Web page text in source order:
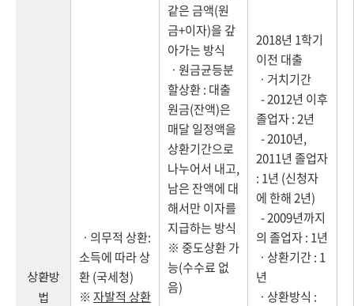
상환방
법
ㆍ의무적 상환:
소득에 따라 상
환 (국세청)
※ 자발적 상환
같은 금액(원
금+이자)을 갚
아가는 방식
ㆍ원금균등분
할상환 : 대출
원금(잔액)은
매달 일정액을
상환기간으로
나누어서 내고,
남은 잔액에 대
해서만 이자를
지급하는 방식
※ 중도상환 가
능(수수료 없
음)
2018년 1학기
이전 대출
ㆍ거치기간
- 2012년 이후
졸업자 : 2년
- 2010년,
2011년 졸업자
: 1년 (신청자
에 한해 2년)
- 2009년까지
의 졸업자 : 1년
ㆍ상환기간 : 1
년
ㆍ상환방식 :